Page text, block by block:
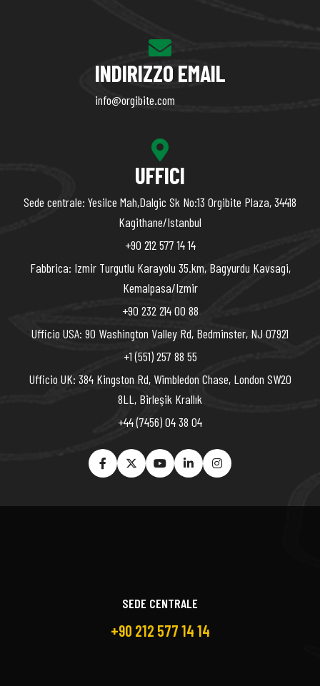
INDIRIZZO EMAIL
info@orgibite.com
UFFICI
Sede centrale: Yesilce Mah,Dalgic Sk No:13 Orgibite Plaza, 34418
Kagithane/Istanbul
+90 212 577 14 14
Fabbrica: Izmir Turgutlu Karayolu 35.km, Bagyurdu Kavsagi,
Kemalpasa/Izmir
+90 232 214 00 88
Ufficio USA: 90 Washington Valley Rd, Bedminster, NJ 07921
+1 (551) 257 88 55
Ufficio UK: 384 Kingston Rd, Wimbledon Chase, London SW20
8LL, Birleşik Krallık
+44 (7456) 04 38 04
SEDE CENTRALE
+90 212 577 14 14